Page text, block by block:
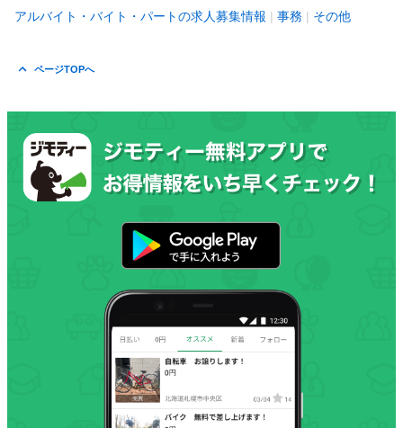
アルバイト・バイト・パートの求人募集情報 事務 その他
ページTOPへ